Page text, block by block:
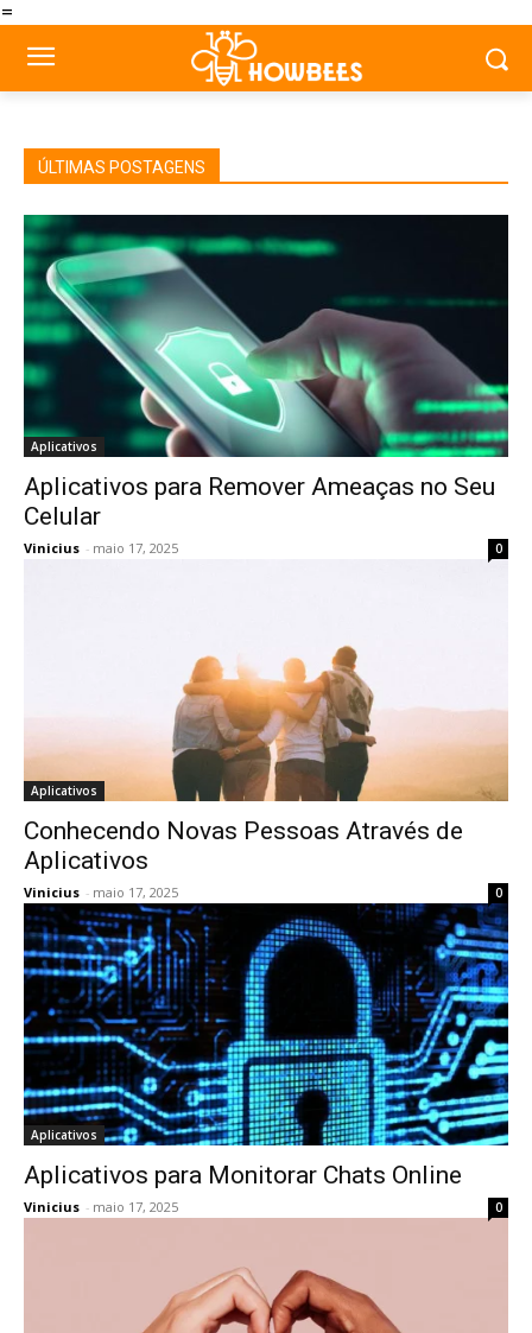
=
ÚLTIMAS POSTAGENS
Aplicativos
Aplicativos para Remover Ameaças no Seu
Celular
Vinicius - maio 17, 2025 0
Aplicativos
Conhecendo Novas Pessoas Através de
Aplicativos
Vinicius - maio 17, 2025 0
Aplicativos
Aplicativos para Monitorar Chats Online
Vinicius - maio 17, 2025 0